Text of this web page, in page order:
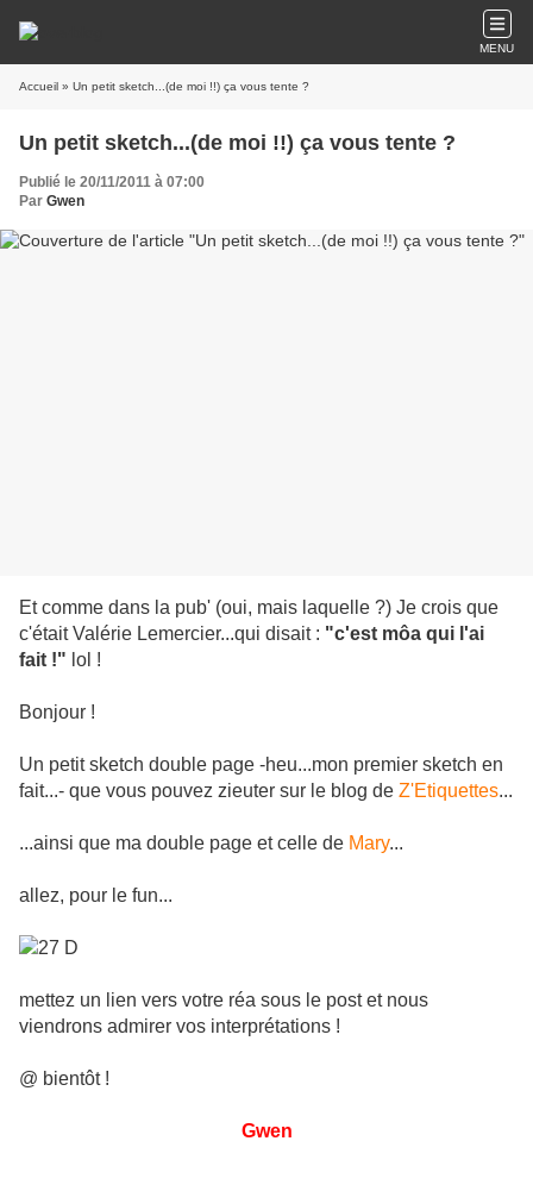
MENU
Accueil » Un petit sketch...(de moi !!) ça vous tente ?
Un petit sketch...(de moi !!) ça vous tente ?
Publié le 20/11/2011 à 07:00
Par Gwen
Et comme dans la pub' (oui, mais laquelle ?) Je crois que
c'était Valérie Lemercier...qui disait : "c'est môa qui l'ai
fait !" lol !
Bonjour !
Un petit sketch double page -heu...mon premier sketch en
fait...- que vous pouvez zieuter sur le blog de Z'Etiquettes...
...ainsi que ma double page et celle de Mary...
allez, pour le fun...
mettez un lien vers votre réa sous le post et nous
viendrons admirer vos interprétations !
@ bientôt !
Gwen